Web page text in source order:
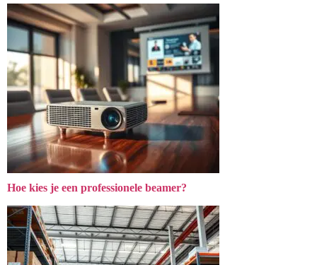
Hoe kies je een professionele beamer?